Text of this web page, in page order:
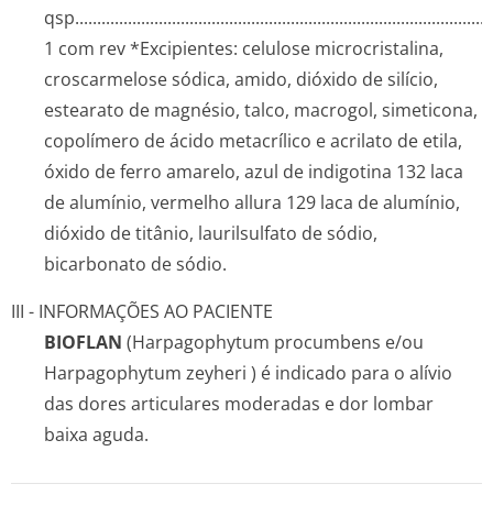
1 com rev *Excipientes: celulose microcristalina,
croscarmelose sódica, amido, dióxido de silício,
estearato de magnésio, talco, macrogol, simeticona,
copolímero de ácido metacrílico e acrilato de etila,
óxido de ferro amarelo, azul de indigotina 132 laca
de alumínio, vermelho allura 129 laca de alumínio,
dióxido de titânio, laurilsulfato de sódio,
bicarbonato de sódio.
III - INFORMAÇÕES AO PACIENTE
BIOFLAN (Harpagophytum procumbens e/ou
Harpagophytum zeyheri ) é indicado para o alívio
das dores articulares moderadas e dor lombar
baixa aguda.